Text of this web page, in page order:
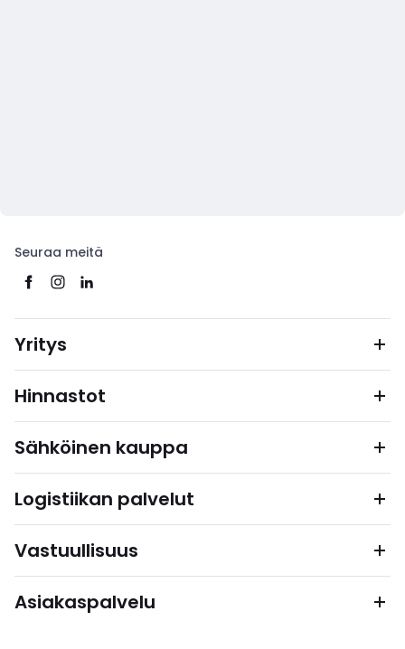
Seuraa meitä
Yritys
Hinnastot
Sähköinen kauppa
Logistiikan palvelut
Vastuullisuus
Asiakaspalvelu